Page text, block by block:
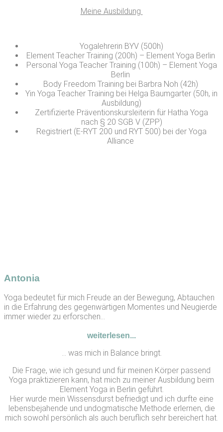
Meine Ausbildung
Yogalehrerin BYV (500h)
Element Teacher Training (200h) – Element Yoga Berlin
Personal Yoga Teacher Training (100h) – Element Yoga
Berlin
Body Freedom Training bei Barbra Noh (42h)
Yin Yoga Teacher Training bei Helga Baumgarter (50h, in
Ausbildung)
Zertifizierte Präventionskursleiterin für Hatha Yoga
nach § 20 SGB V (ZPP)
Registriert (E-RYT 200 und RYT 500) bei der Yoga
Alliance
Antonia
Yoga bedeutet für mich Freude an der Bewegung, Abtauchen
in die Erfahrung des gegenwärtigen Momentes und Neugierde
immer wieder zu erforschen...
weiterlesen...
… was mich in Balance bringt.
Die Frage, wie ich gesund und für meinen Körper passend
Yoga praktizieren kann, hat mich zu meiner Ausbildung beim
Element Yoga in Berlin geführt.
Hier wurde mein Wissensdurst befriedigt und ich durfte eine
lebensbejahende und undogmatische Methode erlernen, die
mich sowohl persönlich als auch beruflich sehr bereichert hat.